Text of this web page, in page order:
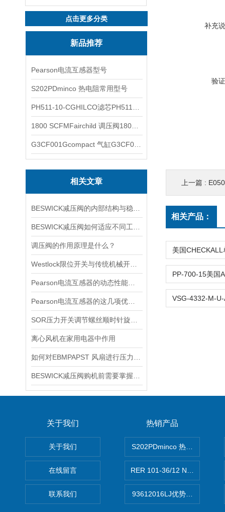
点击更多分类
新品推荐
Pearson电流互感器型号
S202PDminco 热电阻常用型号
相关文章
调压阀的作用原理是什么？
离心风机在家用电器中作用
补充
验
上一篇 :
相关产品：
关于我们
关于我们
在线留言
联系我们
热销产品
S202PDminco 热电阻
RER 101-36/12 NHH离心
93612016LJ优势供应美国